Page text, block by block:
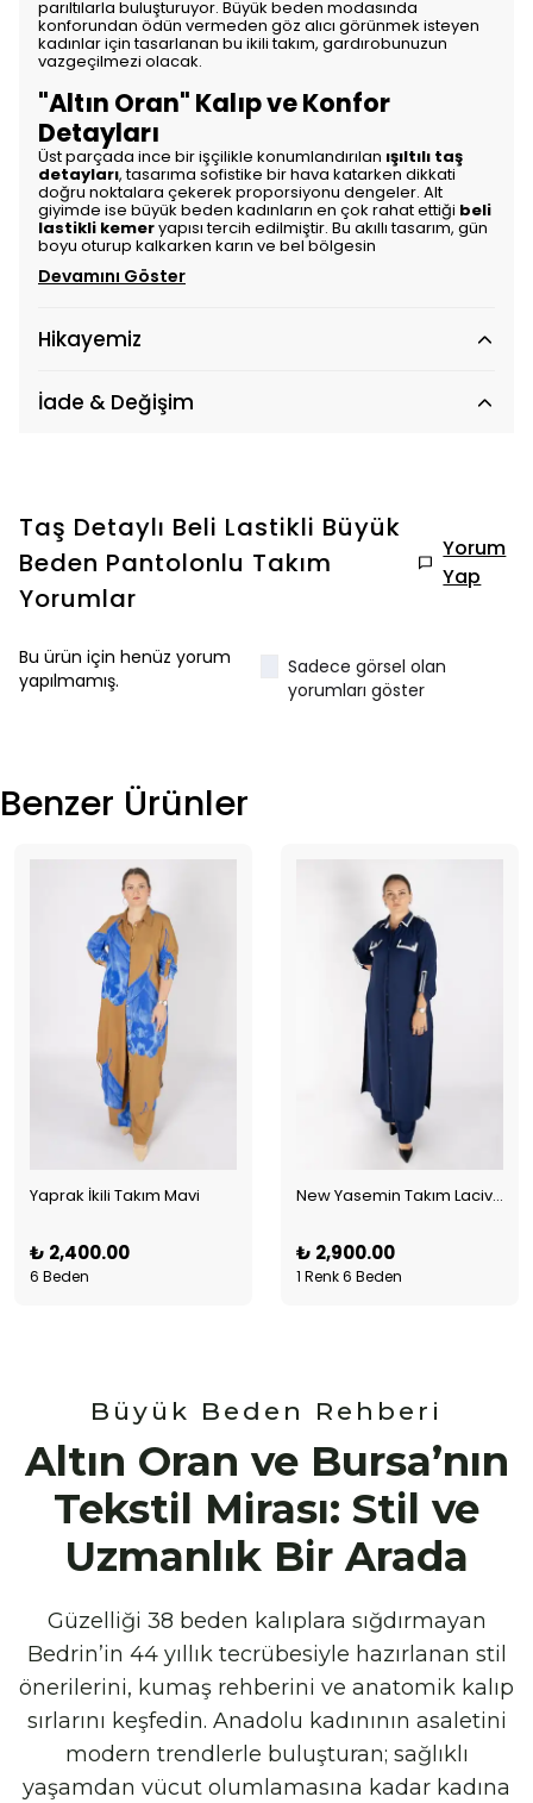
parıltılarla buluşturuyor. Büyük beden modasında
konforundan ödün vermeden göz alıcı görünmek isteyen
kadınlar için tasarlanan bu ikili takım, gardırobunuzun
vazgeçilmezi olacak.
"Altın Oran" Kalıp ve Konfor
Detayları
Üst parçada ince bir işçilikle konumlandırılan ışıltılı taş
detayları, tasarıma sofistike bir hava katarken dikkati
doğru noktalara çekerek proporsiyonu dengeler. Alt
giyimde ise büyük beden kadınların en çok rahat ettiği beli
lastikli kemeryapısı tercih edilmiştir. Bu akıllı tasarım, gün
boyu oturup kalkarken karın ve bel bölgesin
Devamını Göster
Hikayemiz
İade & Değişim
Taş Detaylı Beli Lastikli Büyük
Beden Pantolonlu Takım
Yorumlar
Yorum
Yap
Bu ürün için henüz yorum
yapılmamış.
Sadece görsel olan
yorumları göster
Benzer Ürünler
Yaprak İkili Takım Mavi
₺ 2,400.00
6 Beden
New Yasemin Takım Lacivert
₺ 2,900.00
1 Renk 6 Beden
Büyük Beden Rehberi
Altın Oran ve Bursa’nın
Tekstil Mirası: Stil ve
Uzmanlık Bir Arada
Güzelliği 38 beden kalıplara sığdırmayan
Bedrin’in 44 yıllık tecrübesiyle hazırlanan stil
önerilerini, kumaş rehberini ve anatomik kalıp
sırlarını keşfedin. Anadolu kadınının asaletini
modern trendlerle buluşturan; sağlıklı
yaşamdan vücut olumlamasına kadar kadına